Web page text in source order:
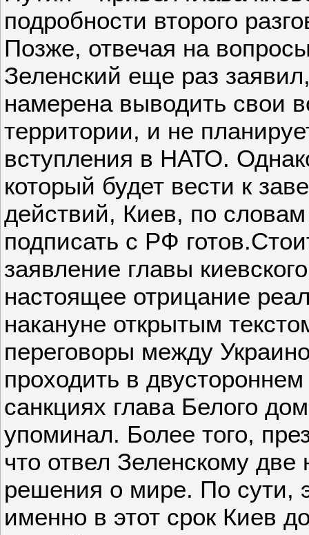
подробности второго
Позже, отвечая на
Зеленский еще раз
намерена выводить свои
территории, и не
вступления в НАТО.
который будет вести к
действий, Киев, по словам
подписать с РФ
заявление главы
настоящее отрицание
накануне открытым
переговоры между
проходить в
санкциях глава Белого
упоминал. Более того,
что отвел Зеленскому две
решения о мире. По сути,
именно в этот срок Киев